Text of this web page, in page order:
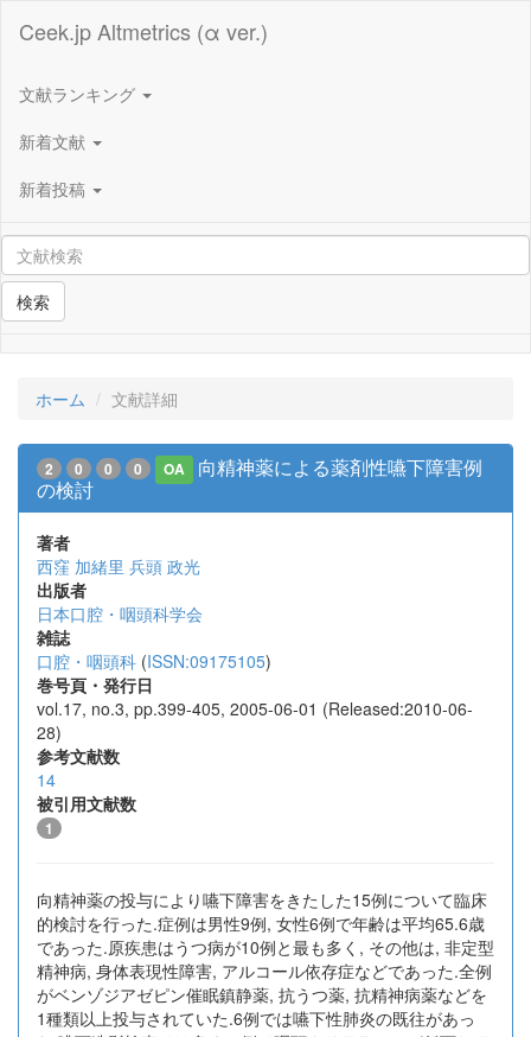
Ceek.jp Altmetrics (α ver.)
文献ランキング
新着文献
新着投稿
検索
ホーム 文献詳細
2 0 0 0 OA
向精神薬による薬剤性嚥下障害例
の検討
著者
西窪 加緒里 兵頭 政光
出版者
日本口腔・咽頭科学会
雑誌
口腔・咽頭科 (ISSN:09175105)
巻号頁・発行日
vol.17, no.3, pp.399-405, 2005-06-01 (Released:2010-06-
28)
参考文献数
14
被引用文献数
1
向精神薬の投与により嚥下障害をきたした15例について臨床
的検討を行った.症例は男性9例, 女性6例で年齢は平均65.6歳
であった.原疾患はうつ病が10例と最も多く, その他は, 非定型
精神病, 身体表現性障害, アルコール依存症などであった.全例
がベンゾジアゼピン催眠鎮静薬, 抗うつ薬, 抗精神病薬などを
1種類以上投与されていた.6例では嚥下性肺炎の既往があっ